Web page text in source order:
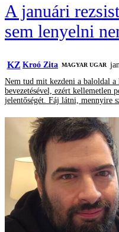
A januári
sem lenyelni
KZ Kroó Zita MAGYAR UGAR
Nem tud mit kezdeni a baloldal
bevezetésével, ezért kellemetlen
jelentőségét. Fáj látni, mennyire